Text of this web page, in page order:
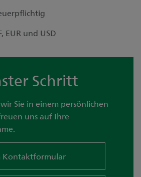
EUR und USD
Schritt
Sie in einem persönlichen
uns auf Ihre
Kontaktformular